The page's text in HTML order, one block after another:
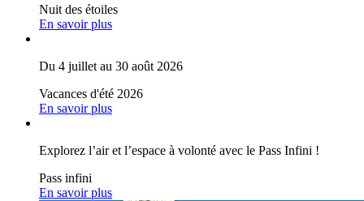
Nuit des étoiles
En savoir plus
Du 4 juillet au 30 août 2026
Vacances d'été 2026
En savoir plus
Explorez l’air et l’espace à volonté avec le Pass Infini !
Pass infini
En savoir plus